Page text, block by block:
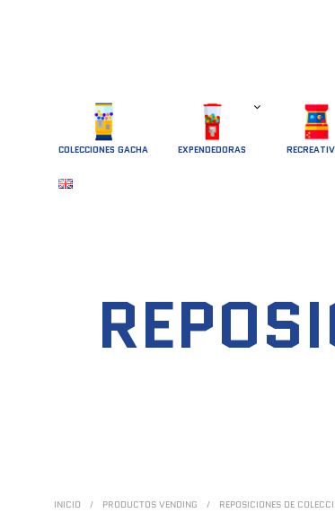
COLECCIONES GACHA EXPENDEDORAS
INICIO / PRODUCTOS VENDING / REPOSICIONES DE